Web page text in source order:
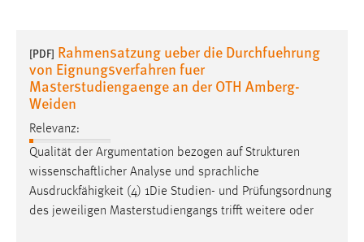
[PDF] Rahmensatzung ueber die Durchfuehrung
von Eignungsverfahren fuer
Masterstudiengaenge an der OTH Amberg-
Weiden
Relevanz:
Qualität der Argumentation bezogen auf Strukturen
wissenschaftlicher Analyse und sprachliche
Ausdruckfähigkeit (4) 1Die Studien- und Prüfungsordnung
des jeweiligen Masterstudiengangs trifft weitere oder
Performance
Name:
staticfilecache
Zweck:
Für performante Seitenauslieferung wird in diesem Cookie
gespeichert, ob man eingeloggt ist.
Sprachpräferenz